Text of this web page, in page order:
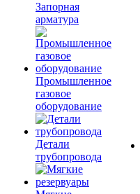
Запорная
арматура
Промышленное
газовое
оборудование
Детали
трубопровода